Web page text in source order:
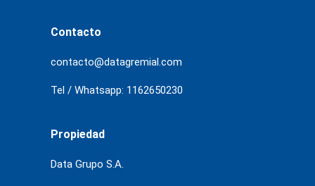
Contacto
contacto@datagremial.com
Tel / Whatsapp: 1162650230
Propiedad
Data Grupo S.A.